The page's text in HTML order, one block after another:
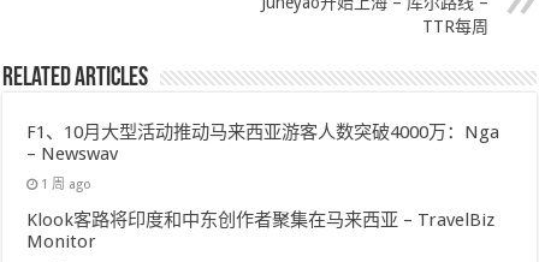
TTR每周
Related Articles
F1、10月大型活动推动马来西亚游客人数突破4000万：Nga
– Newswav
1 周 ago
Klook客路将印度和中东创作者聚集在马来西亚 – TravelBiz
Monitor